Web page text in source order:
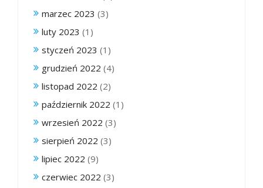
marzec 2023 (3)
luty 2023 (1)
styczeń 2023 (1)
grudzień 2022 (4)
listopad 2022 (2)
październik 2022 (1)
wrzesień 2022 (3)
sierpień 2022 (3)
lipiec 2022 (9)
czerwiec 2022 (3)